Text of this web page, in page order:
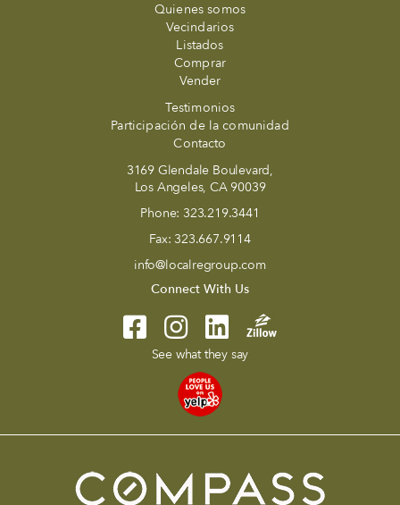
Quienes somos
Vecindarios
Listados
Comprar
Vender
Testimonios
Participación de la comunidad
Contacto
3169 Glendale Boulevard,
Los Angeles, CA 90039
Phone: 323.219.3441
Fax: 323.667.9114
info@localregroup.com
Connect With Us
See what they say